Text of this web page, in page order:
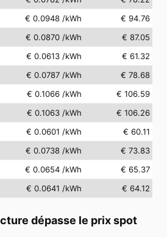
€ 0.0948 /kWh
€ 94.76
€ 0.0870 /kWh
€ 87.05
€ 0.0613 /kWh
€ 61.32
€ 0.0787 /kWh
€ 78.68
€ 0.1066 /kWh
€ 106.59
€ 0.1063 /kWh
€ 106.26
€ 0.0601 /kWh
€ 60.11
€ 0.0738 /kWh
€ 73.83
€ 0.0654 /kWh
€ 65.37
€ 0.0641 /kWh € 64.12
dépasse le prix spot